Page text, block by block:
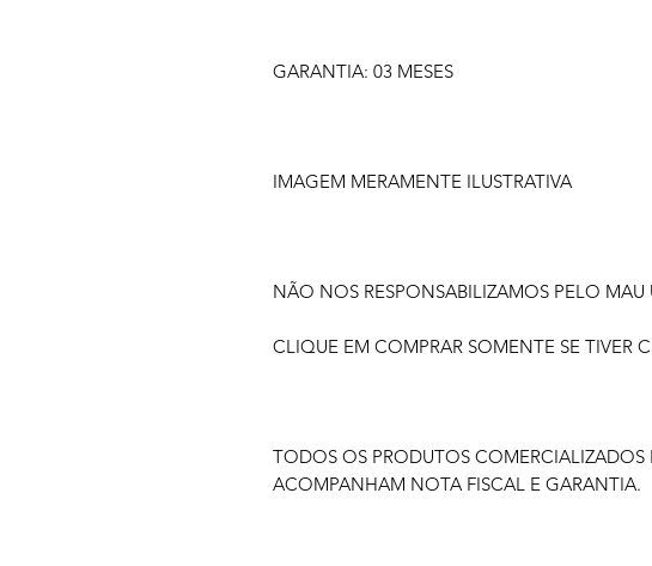
GARANTIA: 03 MESES
IMAGEM MERAMENTE ILUSTRATIVA
NÃO NOS RESPONSABILIZAMOS PELO
CLIQUE EM COMPRAR SOMENTE SE TIVER
TODOS OS PRODUTOS COMERCIALIZADOS
ACOMPANHAM NOTA FISCAL E GARANTIA.